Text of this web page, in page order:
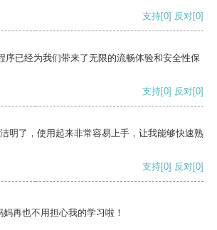
支持[0] 反对[0]
序已经为我们带来了无限的流畅体验和安全性保
支持[0] 反对[0]
明了，使用起来非常容易上手，让我能够快速熟
支持[0] 反对[0]
再也不用担心我的学习啦！